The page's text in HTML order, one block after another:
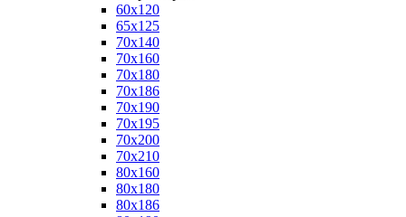
60x120
65x125
70x140
70x160
70x180
70x186
70x190
70x195
70x200
70x210
80x160
80x180
80x186